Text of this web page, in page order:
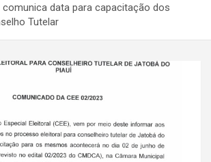
data para capacitação dos
Tutelar